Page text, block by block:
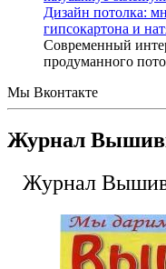
Дизайн потолка:
гипсокартона и
Современный
продуманного
Мы Вконтакте
Журнал
Журнал